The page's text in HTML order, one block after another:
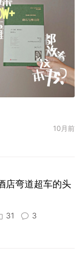
10月前
店弯道超车的头
31 3